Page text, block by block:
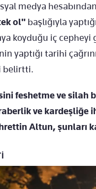
medya hesabından
ol" başlığıyla
koyduğu iç cepheyi
yaptığı tarihi
belirtti.
feshetme ve silah
ve kardeşliğe
Altun, şunları